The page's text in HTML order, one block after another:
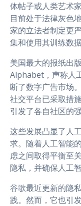
体帖子或人类艺术
目前处于法律灰色
家的立法者制定更
集和使用其训练数据
美国最大的报纸出
Alphabet，声称人
断了数字广告市场
社交平台已采取措
引发了各自社区的强
这些发展凸显了人
求。随着人工智能
虑之间取得平衡至
隐私，并确保人工
谷歌最近更新的隐
践。然而，它也引